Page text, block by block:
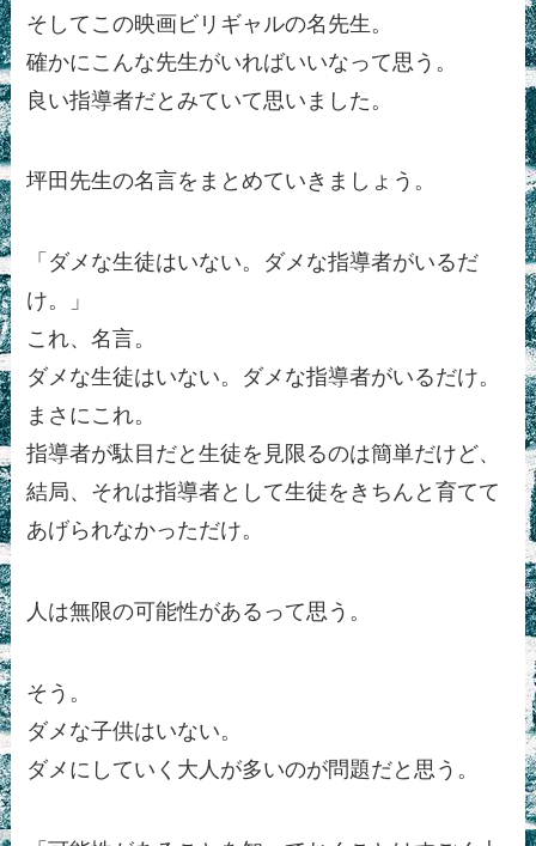
そしてこの映画ビリギャルの名先生。
確かにこんな先生がいればいいなって思う。
良い指導者だとみていて思いました。
坪田先生の名言をまとめていきましょう。
「ダメな生徒はいない。ダメな指導者がいるだ
け。」
これ、名言。
ダメな生徒はいない。ダメな指導者がいるだけ。
まさにこれ。
指導者が駄目だと生徒を見限るのは簡単だけど、
結局、それは指導者として生徒をきちんと育てて
あげられなかっただけ。
人は無限の可能性があるって思う。
そう。
ダメな子供はいない。
ダメにしていく大人が多いのが問題だと思う。